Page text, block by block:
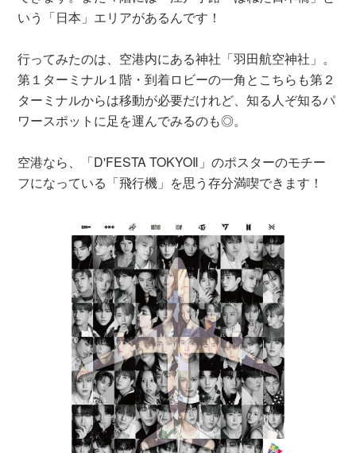
いう「日本」エリアがあるんです！
行ってみたのは、空港内にある神社「羽田航空神社」。
第１ターミナル１階・到着ロビーの一角とこちらも第２
ターミナルからは移動が必要だけれど、知る人ぞ知るパ
ワースポットに足を運んでみるのも◎。
空港なら、「D'FESTA TOKYOⅡ」のポスターのモチー
フになっている「飛行機」を思う存分満喫できます！